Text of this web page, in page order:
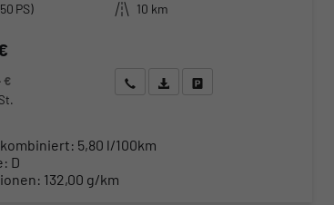
PS) Kilometerstand 10 km
€
Wir rufen Sie anAngebot drucken (PDF)
Fahrzeug parken
5,80 l/100km
D
132,00 g/km